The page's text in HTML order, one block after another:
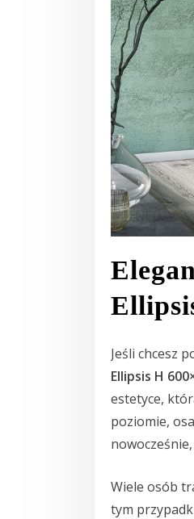
Jeśli chcesz
Ellipsis H
estetyce,
poziomie,
Wiele osób
tym